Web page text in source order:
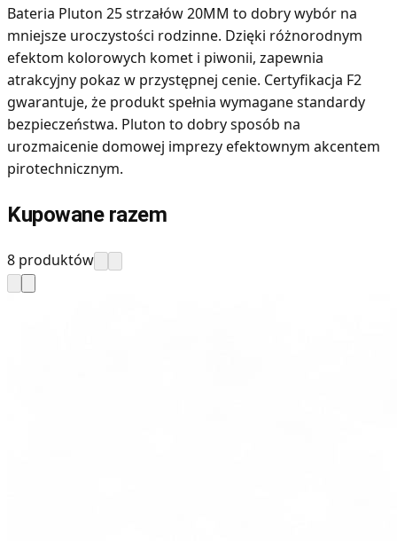
Bateria Pluton 25 strzałów 20MM to dobry wybór na
mniejsze uroczystości rodzinne. Dzięki różnorodnym
efektom kolorowych komet i piwonii, zapewnia
atrakcyjny pokaz w przystępnej cenie. Certyfikacja F2
gwarantuje, że produkt spełnia wymagane standardy
bezpieczeństwa. Pluton to dobry sposób na
urozmaicenie domowej imprezy efektownym akcentem
pirotechnicznym.
Kupowane razem
8 produktów